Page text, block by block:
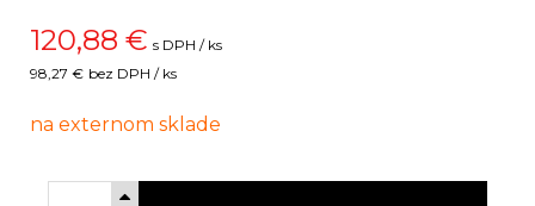
120,88 € s DPH / ks
98,27 € bez DPH / ks
na externom sklade